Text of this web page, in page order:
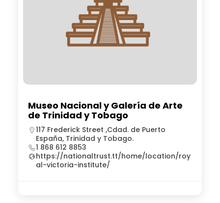
Museo Nacional y Galería de Arte
de Trinidad y Tobago
117 Frederick Street ,Cdad. de Puerto
España, Trinidad y Tobago.
1 868 612 8853
https://nationaltrust.tt/home/location/roy
al-victoria-institute/